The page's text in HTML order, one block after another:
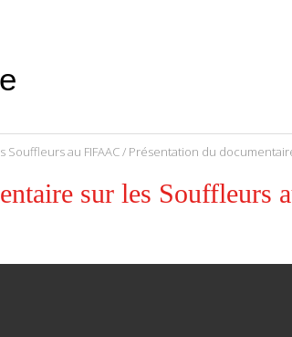
au FIFAAC/ Présentation du
sur les Souffleurs